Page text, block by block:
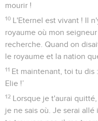
sommet du Carmel et, se
visage entre ses genoux.
43 Puis il dit à son
mer. » Le serviteur
dit sept fois : « Retournes-
La septième fois, le
qui s'élève au-dessus de
paume de main. » Elie dit
char et descends, afin